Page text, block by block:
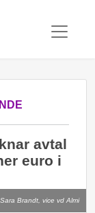
avtal
euro i
Sara Brandt, vice vd Almi